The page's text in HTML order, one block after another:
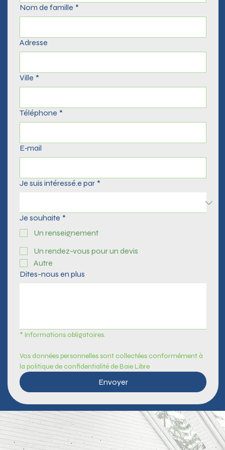
Nom de famille *
Adresse
Ville *
Téléphone *
E‑mail
Je suis intéressé.e par *
Je souhaite *
Un renseignement
Un rendez-vous pour un devis
Autre
Dites-nous en plus
* Informations obligatoires.
Vos données personnelles sont collectées conformément à
la politique de confidentialité de Baie Libre
Envoyer